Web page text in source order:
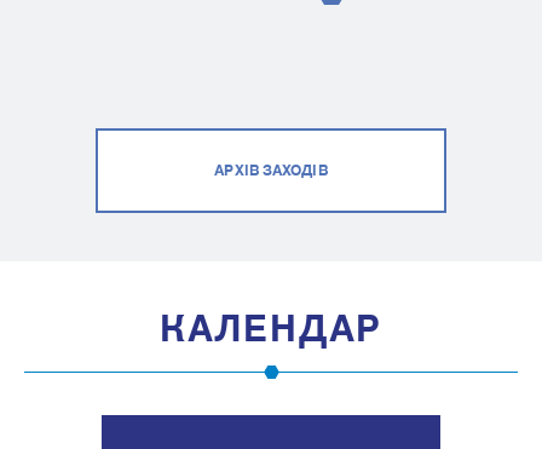
АРХІВ ЗАХОДІВ
КАЛЕНДАР